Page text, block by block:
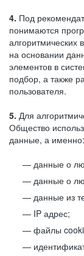
4. Под
понимаются
алгоритмических
на основании
элементов в
подбор, а также
пользователя.
5. Для
Общество
данные, а именно:
данные о
данные о
данные из
IP адрес;
файлы